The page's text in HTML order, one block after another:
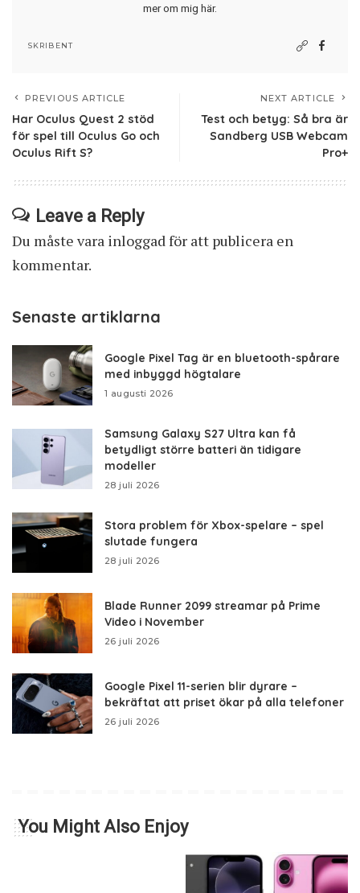
mer om mig här.
SKRIBENT
PREVIOUS ARTICLE
Har Oculus Quest 2 stöd
för spel till Oculus Go och
Oculus Rift S?
NEXT ARTICLE
Test och betyg: Så bra är
Sandberg USB Webcam
Pro+
Leave a Reply
Du måste vara inloggad för att publicera en
kommentar.
Senaste artiklarna
Google Pixel Tag är en bluetooth-spårare
med inbyggd högtalare
1 augusti 2026
Samsung Galaxy S27 Ultra kan få
betydligt större batteri än tidigare
modeller
28 juli 2026
Stora problem för Xbox-spelare – spel
slutade fungera
28 juli 2026
Blade Runner 2099 streamar på Prime
Video i November
26 juli 2026
Google Pixel 11-serien blir dyrare –
bekräftat att priset ökar på alla telefoner
26 juli 2026
You Might Also Enjoy